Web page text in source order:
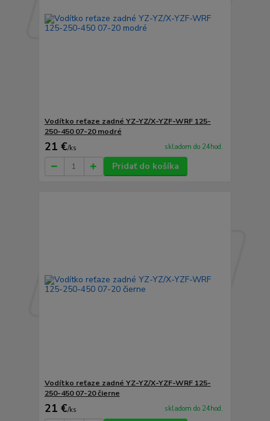
Vodítko reťaze zadné YZ-YZ/X-YZF-WRF 125-
250-450 07-20 modré
21 €/ks skladom do 24hod.
Pridať do košíka
Vodítko reťaze zadné YZ-YZ/X-YZF-WRF 125-
250-450 07-20 čierne
21 €/ks skladom do 24hod.